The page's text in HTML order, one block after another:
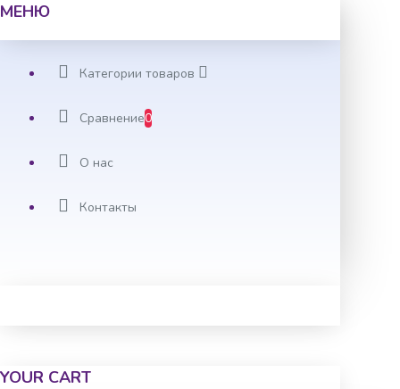
МЕНЮ
Категории товаров
Сравнение0
О нас
Контакты
YOUR CART